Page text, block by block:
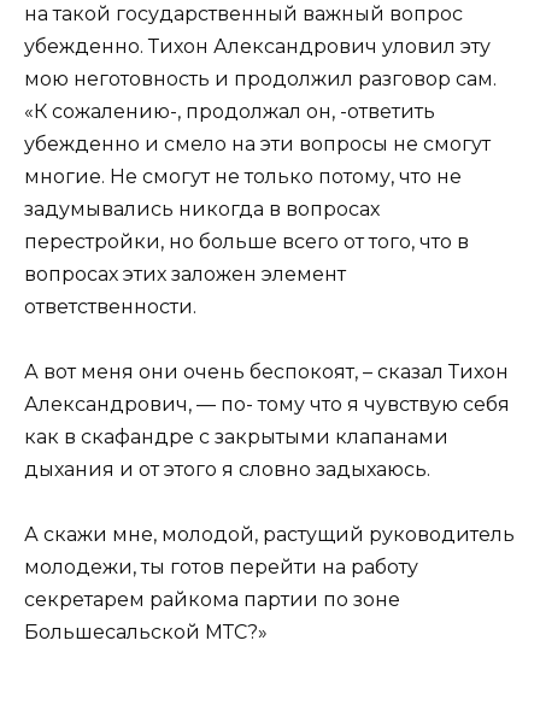
на такой государственный важный вопрос
убежденно. Тихон Александрович уловил эту
мою неготовность и продолжил разговор сам.
«К сожалению-, продолжал он, -ответить
убежденно и смело на эти вопросы не смогут
многие. Не смогут не только потому, что не
задумывались никогда в вопросах
перестройки, но больше всего от того, что в
вопросах этих заложен элемент
ответственности.
А вот меня они очень беспокоят, – сказал Тихон
Александрович, — по- тому что я чувствую себя
как в скафандре с закрытыми клапанами
дыхания и от этого я словно задыхаюсь.
А скажи мне, молодой, растущий руководитель
молодежи, ты готов перейти на работу
секретарем райкома партии по зоне
Большесальской МТС?»